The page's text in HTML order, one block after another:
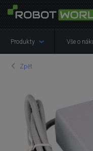
Produkty Vše o
Zpět